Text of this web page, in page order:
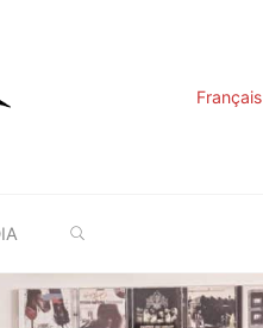
Français